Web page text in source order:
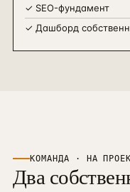
✓ SEO-фундамент
✓ Дашборд
КОМАНДА · НА
Два